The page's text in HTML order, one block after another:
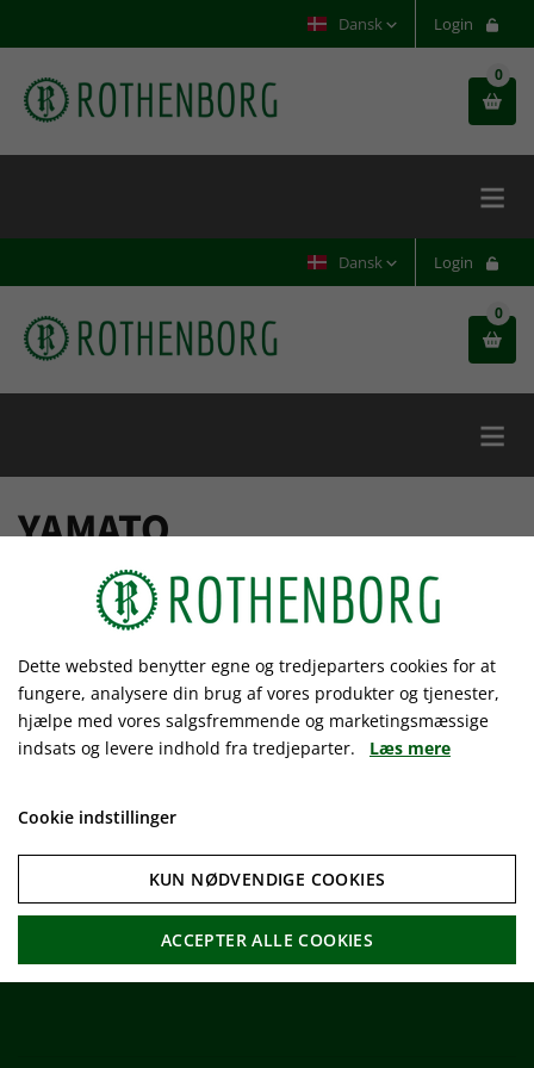
Login
Dansk

0
Login
Dansk

0
YAMATO
Gudumkærvej 6
7400 Herning
Danmark
Dette websted benytter egne og tredjeparters cookies for at
fungere, analysere din brug af vores produkter og tjenester,
hjælpe med vores salgsfremmende og marketingsmæssige
indsats og levere indhold fra tredjeparter. Læs mere
Cookie indstillinger
KUN NØDVENDIGE COOKIES
ACCEPTER ALLE COOKIES